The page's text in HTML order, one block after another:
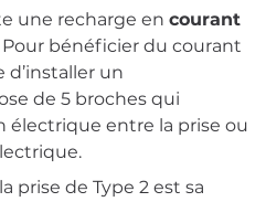
une recharge en courant
bénéficier du courant
d’installer un
de 5 broches qui
électrique entre la prise ou
prise de Type 2 est sa